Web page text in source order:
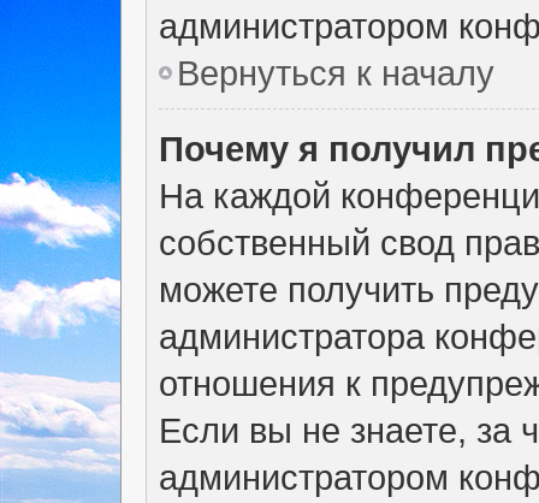
администратором
Вернуться к началу
Почему я получил
На каждой
собственный свод
можете получить
администратора
отношения к
Если вы не знаете, за
администратором